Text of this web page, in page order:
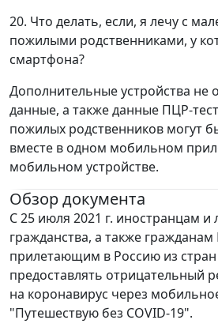
20. Что делать, если, я лечу с
пожилыми родственниками, у
смартфона?
Дополнительные устройства не
данные, а также данные ПЦР-
пожилых родственников могут
вместе в одном мобильном
мобильном устройстве.
Обзор документа
С 25 июля 2021 г. иностранцам и
гражданства, а также гражданам
прилетающим в Россию из
предоставлять отрицательный
на коронавирус через
"Путешествую без COVID-19".